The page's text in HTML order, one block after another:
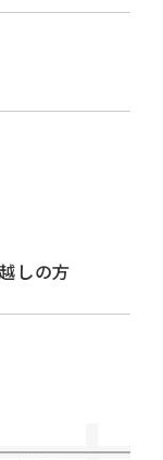
しの方